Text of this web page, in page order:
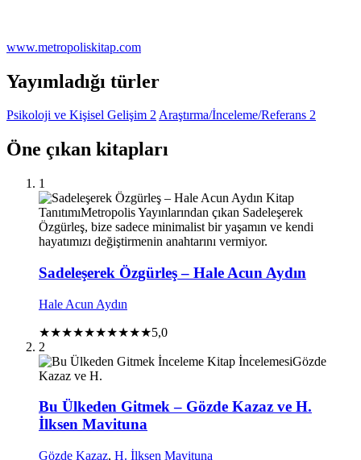
www.metropoliskitap.com
Yayımladığı türler
Psikoloji ve Kişisel Gelişim 2Araştırma/İnceleme/Referans 2
Öne çıkan kitapları
1
Kitap
TanıtımıMetropolis Yayınlarından çıkan Sadeleşerek
Özgürleş, bize sadece minimalist bir yaşamın ve kendi
hayatımızı değiştirmenin anahtarını vermiyor.
Sadeleşerek Özgürleş – Hale Acun Aydın
Hale Acun Aydın
★★★★★★★★★★5,0
2
İnceleme Kitap İncelemesiGözde
Kazaz ve H.
Bu Ülkeden Gitmek – Gözde Kazaz ve H.
İlksen Mavituna
Gözde Kazaz, H. İlksen Mavituna